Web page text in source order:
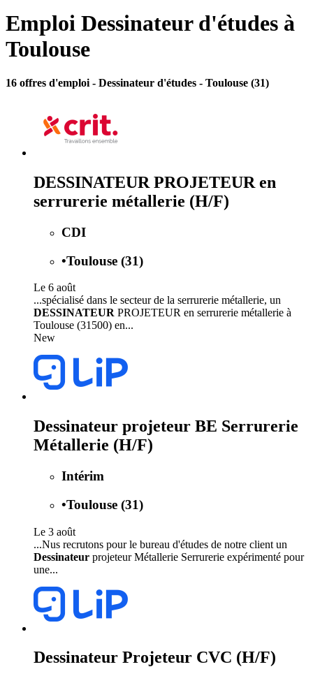
Emploi Dessinateur d'études à
Toulouse
16 offres d'emploi - Dessinateur d'études - Toulouse (31)
DESSINATEUR PROJETEUR en
serrurerie métallerie (H/F)
CDI
•Toulouse (31)
Le 6 août
...spécialisé dans le secteur de la serrurerie métallerie, un
DESSINATEUR PROJETEUR en serrurerie métallerie à
Toulouse (31500) en...
New
Dessinateur projeteur BE Serrurerie
Métallerie (H/F)
Intérim
•Toulouse (31)
Le 3 août
...Nus recrutons pour le bureau d'études de notre client un
Dessinateur projeteur Métallerie Serrurerie expérimenté pour
une...
Dessinateur Projeteur CVC (H/F)